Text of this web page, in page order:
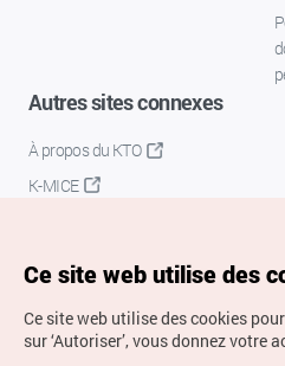
Autres sites connexes
À propos du KTO
K-MICE
Ce site web utilise des
Ce site web utilise des cookies
sur ‘Autoriser’, vous donnez votre